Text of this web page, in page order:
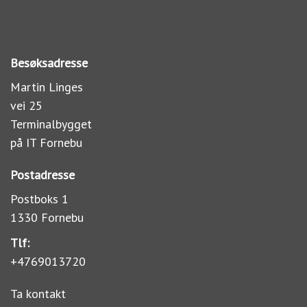
Besøksadresse
Martin Linges
vei 25
Terminalbygget
på IT Fornebu
Postadresse
Postboks 1
1330 Fornebu
Tlf:
+4769013720
Ta kontakt